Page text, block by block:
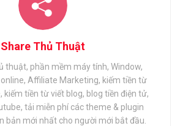
Share Thủ Thuật
thuật, phần mềm máy tính, Window,
Affiliate Marketing, kiếm tiền từ
kiếm tiền từ viết blog, blog tiền điện tử,
tải miễn phí các theme & plugin
bản mới nhất cho người mới bắt đầu.